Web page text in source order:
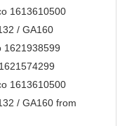
1613610500
/ GA160
1621938599
1613610500
/ GA160 from